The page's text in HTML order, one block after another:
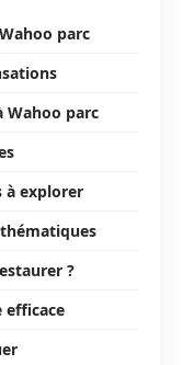
parc
Wahoo parc
à explorer
thématiques
?
efficace